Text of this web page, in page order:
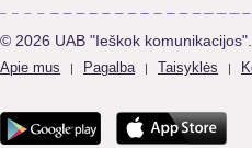
© 2026 UAB "Ieškok
Apie mus | Pagalba | Taisyklės |